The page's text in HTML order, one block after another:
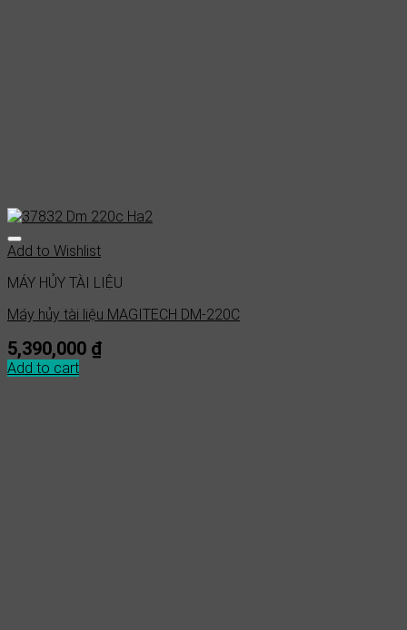
Add to Wishlist
MÁY HỦY TÀI LIỆU
Máy hủy tài liệu MAGITECH DM-220C
5,390,000 ₫
Add to cart